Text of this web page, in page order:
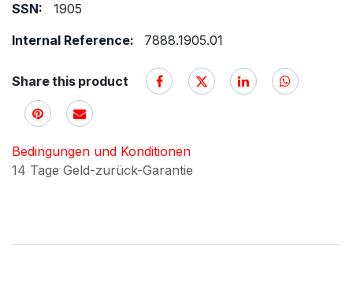
SSN:
1905
Internal Reference:
7888.1905.01
Share this product
Bedingungen und Konditionen
14 Tage Geld-zurück-Garantie